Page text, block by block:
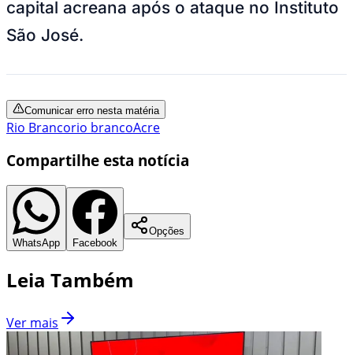
capital acreana após o ataque no Instituto
São José.
Comunicar erro nesta matéria
Rio Brancorio brancoAcre
Compartilhe esta notícia
WhatsApp Facebook
Opções
Leia Também
Ver mais